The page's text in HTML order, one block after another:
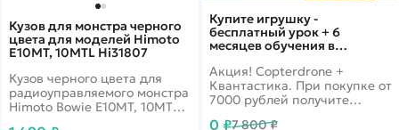
Купите игрушку -
бесплатный урок + 6
месяцев обучения в
Акция! Copterdrone +
Квантастика. При покупке от
7000 рублей получите
0 ₽7 800 ₽
Кузов для монстра черного
цвета для моделей Himoto
E10MT, 10MTL Hi31807
Кузов черного цвета для
радиоуправляемого монстра
Himoto Bowie E10MT, 10MTL